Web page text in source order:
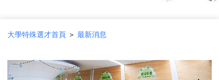
大學特殊選才首頁＞ 最新消息